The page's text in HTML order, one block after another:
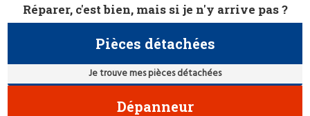
Réparer, c'est bien, mais si je n'y arrive pas ?
Pièces détachées
Je trouve mes pièces détachées
Dépanneur